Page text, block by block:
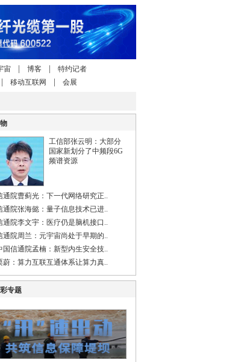
宙 博客
特约记者
移动互联网 会展
工信部张云明：大部分
国家新划分了中频段6G
频谱资源
通院曹蓟光：下一代网络研究正..
通院张海懿：量子信息技术已进..
通院李文宇：医疗仍是脑机接口..
通院周兰：元宇宙尚处于早期的..
国信通院孟楠：新型内生安全技..
蔚：算力互联互通体系让算力真..
专题